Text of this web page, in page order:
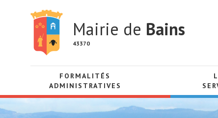
Mairie de Bains
43370
FORMALITÉS
ADMINISTRATIVES